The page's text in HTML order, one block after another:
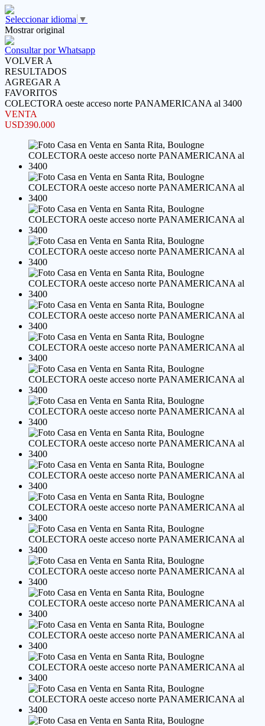
Seleccionar idioma ▼
Mostrar original
Consultar por Whatsapp
VOLVER A
RESULTADOS
AGREGAR A
FAVORITOS
COLECTORA oeste acceso norte PANAMERICANA al 3400
VENTA
USD390.000